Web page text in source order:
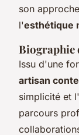
son
l'esthétique
Biographie
Issu d'une
artisan
simplicité et
parcours